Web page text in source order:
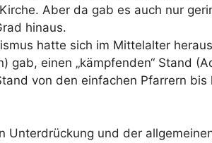
Aber da gab es auch nur
hinaus.
hatte sich im Mittelalter
gab, einen „kämpfenden“ Stand
von den einfachen Pfarrern
Unterdrückung und der